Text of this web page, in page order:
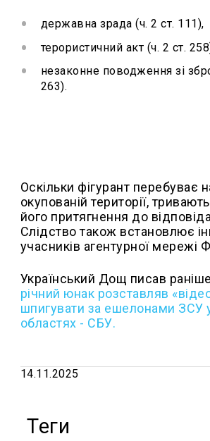
державна зрада (ч. 2 ст. 111),
терористичний акт (ч. 2 ст.
незаконне поводження зі
263).
Оскільки фігурант перебуває
окупованій території,
його притягнення до
Слідство також встановлює
учасників агентурної мережі
Український Дощ писав
річний юнак розставляв
шпигувати за ешелонами ЗСУ
областях - СБУ.
14.11.2025
Теги